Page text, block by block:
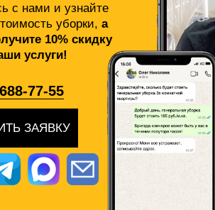
с нами и узнайте
уборки, а
10% скидку
услуги!
ЗАЯВКУ
77-55